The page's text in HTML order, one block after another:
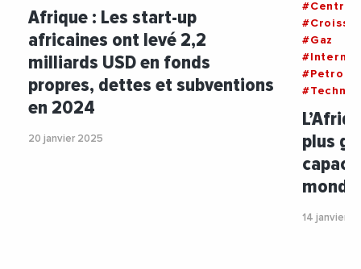
Afrique : Les start-up
africaines ont levé 2,2
milliards USD en fonds
propres, dettes et subventions
en 2024
20 janvier 2025
#Gaz
#Petrole
plus
14 janvier